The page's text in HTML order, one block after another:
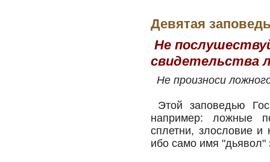
Девятая
Не
свидетельства
Не произноси
Этой заповедью
например: ложные
сплетни, злословие и
ибо само имя "дьявол"